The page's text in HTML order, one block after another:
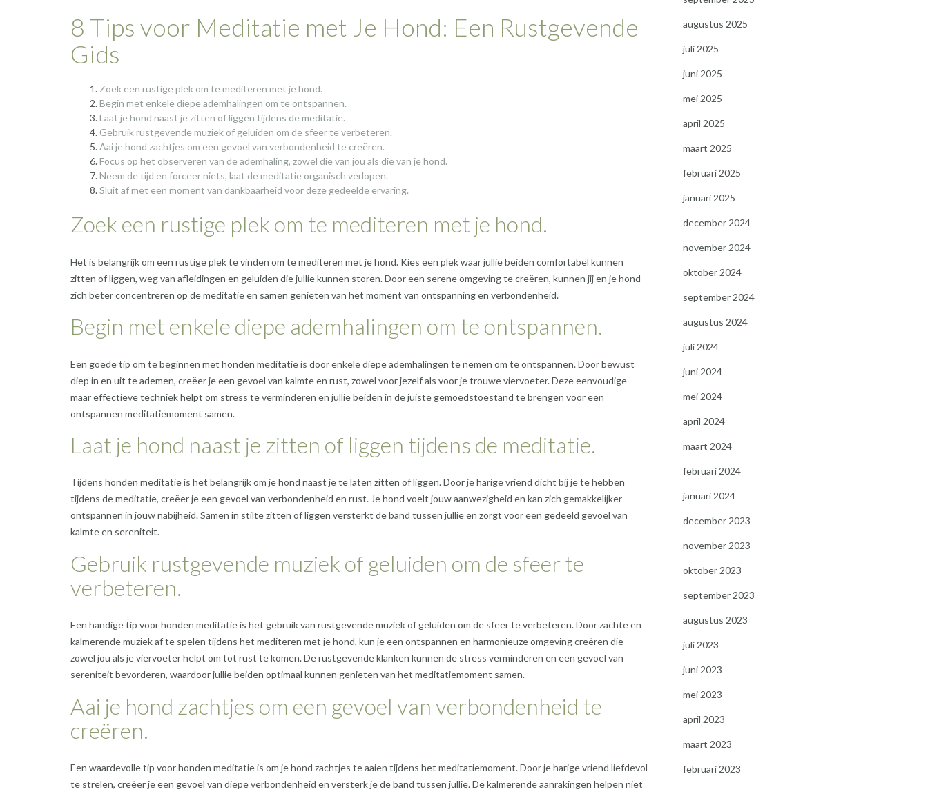
8 Tips voor Meditatie met Je Hond: Een Rustgevende
Gids
Zoek een rustige plek om te mediteren met je hond.
Begin met enkele diepe ademhalingen om te ontspannen.
Laat je hond naast je zitten of liggen tijdens de meditatie.
Gebruik rustgevende muziek of geluiden om de sfeer te verbeteren.
Aai je hond zachtjes om een gevoel van verbondenheid te creëren.
Focus op het observeren van de ademhaling, zowel die van jou als die van je hond.
Neem de tijd en forceer niets, laat de meditatie organisch verlopen.
Sluit af met een moment van dankbaarheid voor deze gedeelde ervaring.
Zoek een rustige plek om te mediteren met je hond.
Het is belangrijk om een rustige plek te vinden om te mediteren met je hond. Kies een plek waar jullie beiden comfortabel kunnen
zitten of liggen, weg van afleidingen en geluiden die jullie kunnen storen. Door een serene omgeving te creëren, kunnen jij en je hond
zich beter concentreren op de meditatie en samen genieten van het moment van ontspanning en verbondenheid.
Begin met enkele diepe ademhalingen om te ontspannen.
Een goede tip om te beginnen met honden meditatie is door enkele diepe ademhalingen te nemen om te ontspannen. Door bewust
diep in en uit te ademen, creëer je een gevoel van kalmte en rust, zowel voor jezelf als voor je trouwe viervoeter. Deze eenvoudige
maar effectieve techniek helpt om stress te verminderen en jullie beiden in de juiste gemoedstoestand te brengen voor een
ontspannen meditatiemoment samen.
Laat je hond naast je zitten of liggen tijdens de meditatie.
Tijdens honden meditatie is het belangrijk om je hond naast je te laten zitten of liggen. Door je harige vriend dicht bij je te hebben
tijdens de meditatie, creëer je een gevoel van verbondenheid en rust. Je hond voelt jouw aanwezigheid en kan zich gemakkelijker
ontspannen in jouw nabijheid. Samen in stilte zitten of liggen versterkt de band tussen jullie en zorgt voor een gedeeld gevoel van
kalmte en sereniteit.
Gebruik rustgevende muziek of geluiden om de sfeer te
verbeteren.
Een handige tip voor honden meditatie is het gebruik van rustgevende muziek of geluiden om de sfeer te verbeteren. Door zachte en
kalmerende muziek af te spelen tijdens het mediteren met je hond, kun je een ontspannen en harmonieuze omgeving creëren die
zowel jou als je viervoeter helpt om tot rust te komen. De rustgevende klanken kunnen de stress verminderen en een gevoel van
sereniteit bevorderen, waardoor jullie beiden optimaal kunnen genieten van het meditatiemoment samen.
Aai je hond zachtjes om een gevoel van verbondenheid te
creëren.
Een waardevolle tip voor honden meditatie is om je hond zachtjes te aaien tijdens het meditatiemoment. Door je harige vriend liefdevol
te strelen, creëer je een gevoel van diepe verbondenheid en versterk je de band tussen jullie. De kalmerende aanrakingen helpen niet
augustus 2025
juli 2025
juni 2025
mei 2025
april 2025
maart 2025
februari 2025
januari 2025
december 2024
november 2024
oktober 2024
september 2024
augustus 2024
juli 2024
juni 2024
mei 2024
april 2024
maart 2024
februari 2024
januari 2024
december 2023
november 2023
oktober 2023
september 2023
augustus 2023
juli 2023
juni 2023
mei 2023
april 2023
maart 2023
februari 2023